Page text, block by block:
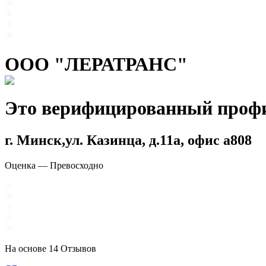
ООО "ЛЕРАТРАНС"
Это верифицированный
г. Минск,ул. Казинца, д.11а, офис а808
Оценка — Превосходно
На основе 14 Отзывов